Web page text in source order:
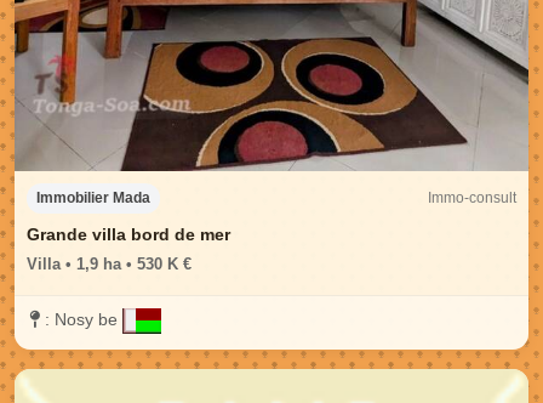
Immobilier Mada Immo-consult
Grande villa bord de mer
Villa • 1,9 ha • 530 K €
: Nosy be